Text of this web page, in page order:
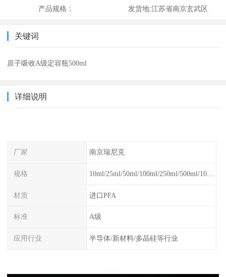
产品规格： 发货地:江苏省南京玄武区
关键词
原子吸收A级定容瓶500ml
详细说明
厂家 南京瑞尼克
规格 10ml/25ml/50ml/100ml/250ml/500ml/1000ml
材质 进口PFA
标准 A级
应用行业 半导体/新材料/多晶硅等行业